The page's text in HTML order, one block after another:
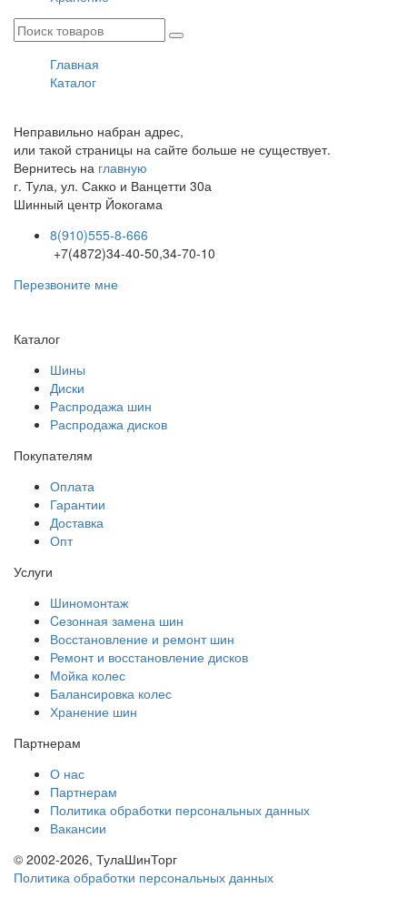
Главная
Каталог
Неправильно набран адрес,
или такой страницы на сайте больше не существует.
Вернитесь на главную
г. Тула, ул. Сакко и Ванцетти 30а
Шинный центр Йокогама
8(910)555-8-666
+7(4872)34-40-50,34-70-10
Перезвоните мне
Каталог
Шины
Диски
Распродажа шин
Распродажа дисков
Покупателям
Оплата
Гарантии
Доставка
Опт
Услуги
Шиномонтаж
Cезонная замена шин
Восстановление и ремонт шин
Ремонт и восстановление дисков
Мойка колес
Балансировка колес
Хранение шин
Партнерам
О нас
Партнерам
Политика обработки персональных данных
Вакансии
© 2002-2026, ТулаШинТорг
Политика обработки персональных данных